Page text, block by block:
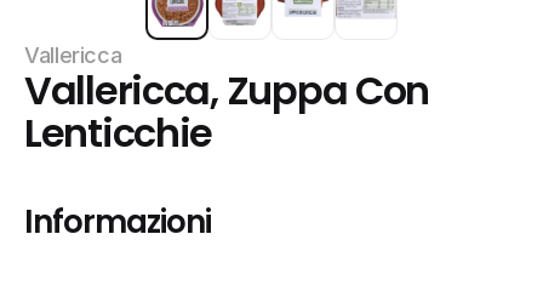
Vallericca
Vallericca, Zuppa Con
Lenticchie
Informazioni